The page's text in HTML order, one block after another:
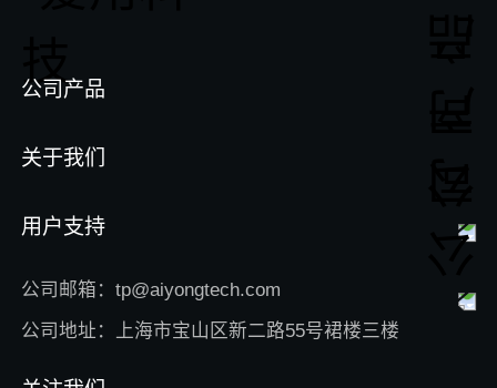
公司产品
关于我们
用户支持
公司邮箱：tp@aiyongtech.com
公司地址：上海市宝山区新二路55号裙楼三楼